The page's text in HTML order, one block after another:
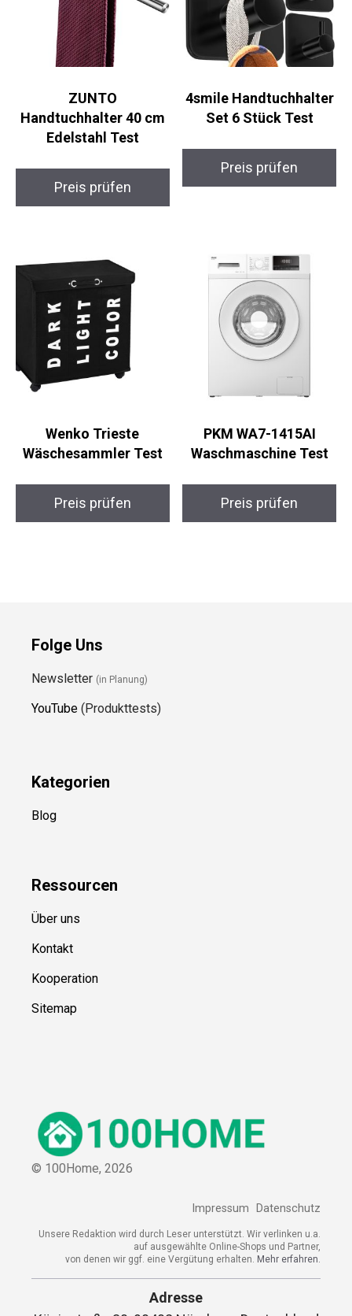
ZUNTO
Handtuchhalter 40 cm
Edelstahl Test
Preis prüfen
4smile Handtuchhalter
Set 6 Stück Test
Preis prüfen
Wenko Trieste
Wäschesammler Test
Preis prüfen
PKM WA7-1415AI
Waschmaschine Test
Preis prüfen
Folge Uns
Newsletter (in Planung)
YouTube (Produkttests)
Kategorien
Blog
Ressourcen
Über uns
Kontakt
Kooperation
Sitemap
© 100Home, 2026
Impressum Datenschutz
Unsere Redaktion wird durch Leser unterstützt. Wir verlinken u.a.
auf ausgewählte Online-Shops und Partner,
von denen wir ggf. eine Vergütung erhalten. Mehr erfahren.
Adresse